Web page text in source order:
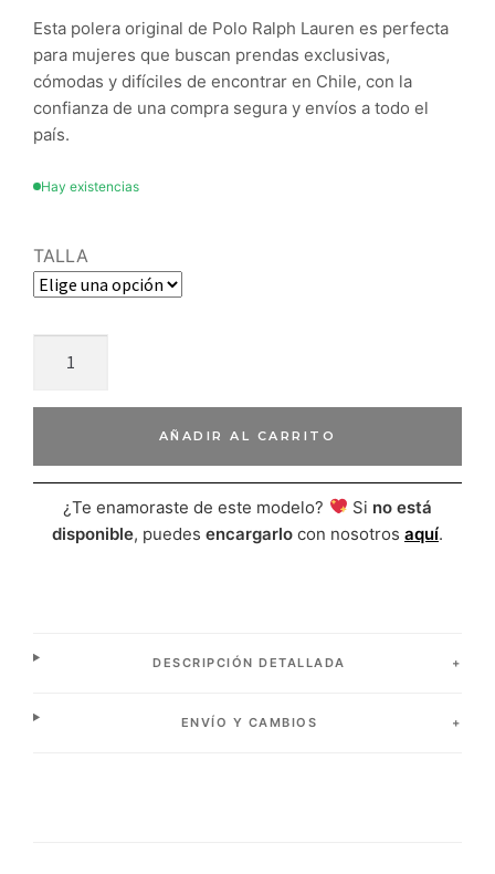
Esta polera original de Polo Ralph Lauren es perfecta
para mujeres que buscan prendas exclusivas,
cómodas y difíciles de encontrar en Chile, con la
confianza de una compra segura y envíos a todo el
país.
Hay existencias
TALLA
AÑADIR AL CARRITO
¿Te enamoraste de este modelo? Si no está
disponible, puedes encargarlo con nosotros aquí.
DESCRIPCIÓN DETALLADA
ENVÍO Y CAMBIOS